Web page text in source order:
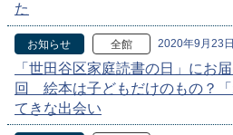
た
お知らせ 全館 2020年9月23日
「世田谷区家庭読書の日」にお
回 絵本は子どもだけのもの？
てきな出会い